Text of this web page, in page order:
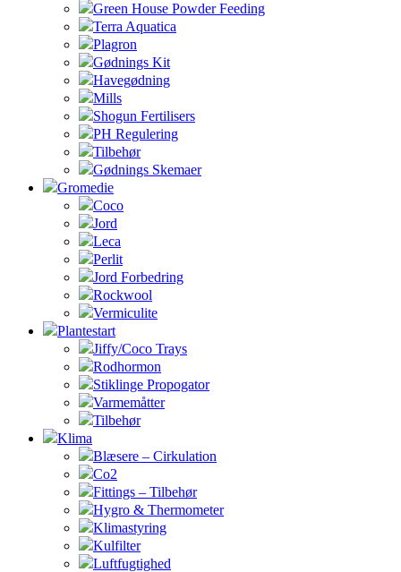
Green House Powder Feeding
Terra Aquatica
Plagron
Gødnings Kit
Havegødning
Mills
Shogun Fertilisers
PH Regulering
Tilbehør
Gødnings Skemaer
Gromedie
Coco
Jord
Leca
Perlit
Jord Forbedring
Rockwool
Vermiculite
Plantestart
Jiffy/Coco Trays
Rodhormon
Stiklinge Propogator
Varmemåtter
Tilbehør
Klima
Blæsere – Cirkulation
Co2
Fittings – Tilbehør
Hygro & Thermometer
Klimastyring
Kulfilter
Luftfugtighed